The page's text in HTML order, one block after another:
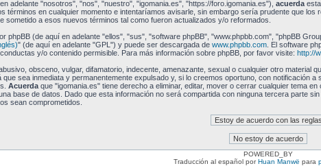
adelante "nosotros", "nos", "nuestro", "igomania.es", "https://foro.igomania.es"), acuerda
términos en cualquier momento e intentaríamos avisarle, sin embargo sería prudente que
sometido a esos nuevos términos tal como fueron actualizados y/o reformados.
phpBB (de aquí en adelante "ellos", "sus", "software phpBB", "www.phpbb.com", "phpBB
" (de aquí en adelante "GPL") y puede ser descargada de www.phpbb.com. El software
y/o contenido permisible. Para más información sobre phpBB, por favor visite: http://
obsceno, vulgar, difamatorio, indecente, amenazante, sexual o cualquier otro material
sea inmediata y permanentemente expulsado y, si lo creemos oportuno, con
Acuerdaque "igomania.es" tiene derecho a eliminar, editar, mover o cerrar cualquier tema
base de datos. Dado que esta información no será compartida con ninguna tercera parte
sean comprometidos.
POWERED_BY
Traducción al español porHuan Manwë para